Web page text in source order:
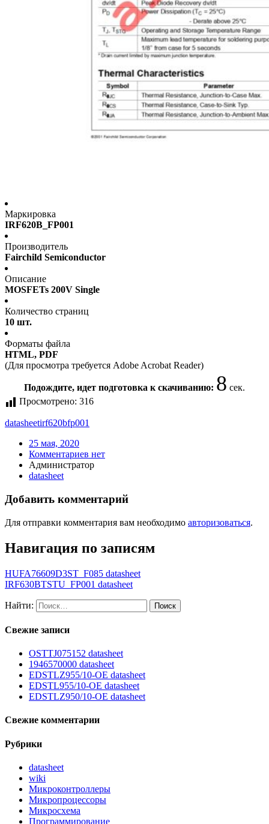
Маркировка
IRF620B_FP001
Производитель
Fairchild Semiconductor
Описание
MOSFETs 200V Single
Количество страниц
10 шт.
Форматы файла
HTML, PDF
(Для просмотра требуется Adobe Acrobat Reader)
Подождите, идет подготовка к скачиванию: 8 сек.
Просмотрено: 316
datasheetirf620bfp001
25 мая, 2020
Комментариев нет
Администратор
datasheet
Добавить комментарий
Для отправки комментария вам необходимо авторизоваться.
Навигация по записям
HUFA76609D3ST_F085 datasheet
IRF630BTSTU_FP001 datasheet
Найти:
Свежие записи
OSTTJ075152 datasheet
1946570000 datasheet
EDSTLZ955/10-OE datasheet
EDSTL955/10-OE datasheet
EDSTLZ950/10-OE datasheet
Свежие комментарии
Рубрики
datasheet
wiki
Микроконтроллеры
Микропроцессоры
Микросхема
Программирование